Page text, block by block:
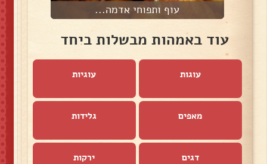
עוף ותפוחי אדמה...
עוד באמהות מבשלות ביחד
עוגות עוגיות
מאפים גלידות
דגים ירקות